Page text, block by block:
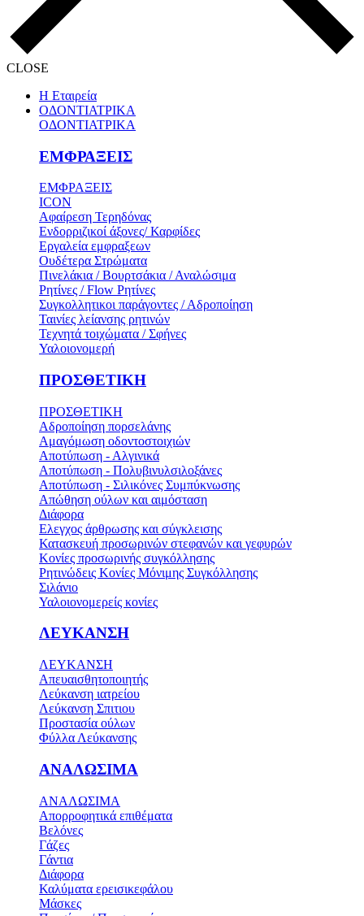
CLOSE
Η Εταιρεία
ΟΔΟΝΤΙΑΤΡΙΚΑ
ΟΔΟΝΤΙΑΤΡΙΚΑ
ΕΜΦΡΑΞΕΙΣ
ΕΜΦΡΑΞΕΙΣ
ICON
Αφαίρεση Τερηδόνας
Ενδορριζικοί άξονες/ Καρφίδες
Εργαλεία εμφραξεων
Ουδέτερα Στρώματα
Πινελάκια / Βουρτσάκια / Αναλώσιμα
Ρητίνες / Flow Ρητίνες
Συγκολλητικοι παράγοντες / Αδροποίηση
Ταινίες λείανσης ρητινών
Τεχνητά τοιχώματα / Σφήνες
Υαλοιονομερή
ΠΡΟΣΘΕΤΙΚΗ
ΠΡΟΣΘΕΤΙΚΗ
Αδροποίηση πορσελάνης
Αμαγόμωση οδοντοστοιχιών
Αποτύπωση - Αλγινικά
Αποτύπωση - Πολυβινυλσιλοξάνες
Αποτύπωση - Σιλικόνες Συμπύκνωσης
Απώθηση ούλων και αιμόσταση
Διάφορα
Ελεγχος άρθρωσης και σύγκλεισης
Κατασκευή προσωρινών στεφανών και γεφυρών
Κονίες προσωρινής συγκόλλησης
Ρητινώδεις Κονίες Μόνιμης Συγκόλλησης
Σιλάνιο
Υαλοιονομερείς κονίες
ΛΕΥΚΑΝΣΗ
ΛΕΥΚΑΝΣΗ
Απευαισθητοποιητής
Λεύκανση ιατρείου
Λεύκανση Σπιτιου
Προστασία ούλων
Φύλλα Λεύκανσης
ΑΝΑΛΩΣΙΜΑ
ΑΝΑΛΩΣΙΜΑ
Απορροφητικά επιθέματα
Βελόνες
Γάζες
Γάντια
Διάφορα
Καλύματα ερεισικεφάλου
Μάσκες